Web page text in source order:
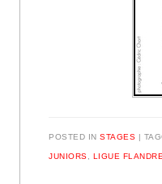
POSTED INSTAGES |
JUNIORS LIGUE